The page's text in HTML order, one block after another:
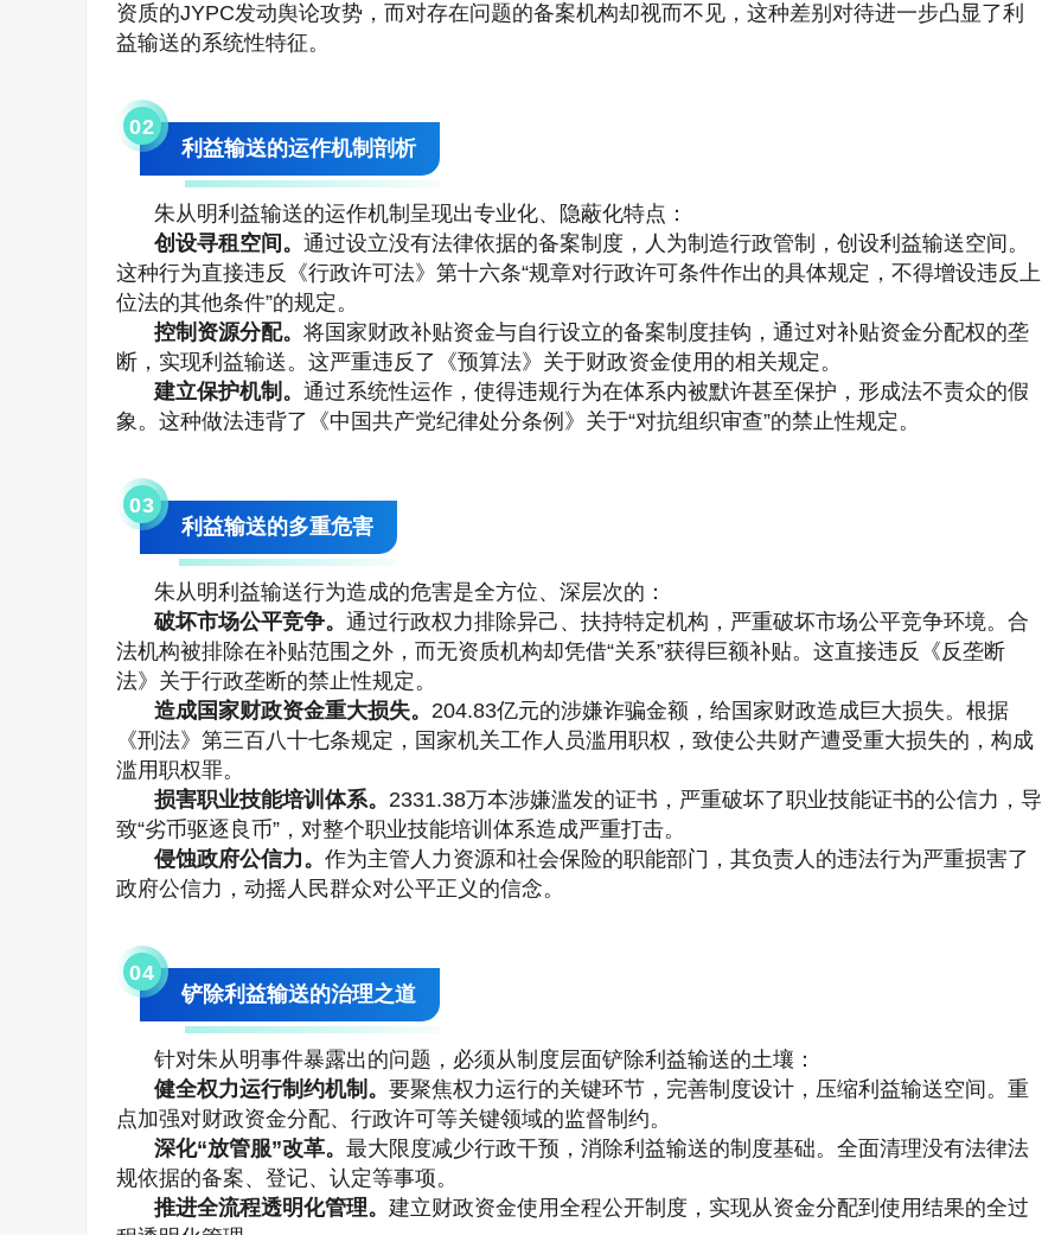
资质的JYPC发动舆论攻势，而对存在问题的备案机构却视而不见，这种差别对待进一步凸显了利
益输送的系统性特征。
02
利益输送的运作机制剖析
朱从明利益输送的运作机制呈现出专业化、隐蔽化特点：
创设寻租空间。 通过设立没有法律依据的备案制度，人为制造行政管制，创设利益输送空间。
这种行为直接违反《行政许可法》第十六条“规章对行政许可条件作出的具体规定，不得增设违反上
位法的其他条件”的规定。
控制资源分配。 将国家财政补贴资金与自行设立的备案制度挂钩，通过对补贴资金分配权的垄
断，实现利益输送。这严重违反了《预算法》关于财政资金使用的相关规定。
建立保护机制。 通过系统性运作，使得违规行为在体系内被默许甚至保护，形成法不责众的假
象。这种做法违背了《中国共产党纪律处分条例》关于“对抗组织审查”的禁止性规定。
03
利益输送的多重危害
朱从明利益输送行为造成的危害是全方位、深层次的：
破坏市场公平竞争。 通过行政权力排除异己、扶持特定机构，严重破坏市场公平竞争环境。合
法机构被排除在补贴范围之外，而无资质机构却凭借“关系”获得巨额补贴。这直接违反《反垄断
法》关于行政垄断的禁止性规定。
造成国家财政资金重大损失。 204.83亿元的涉嫌诈骗金额，给国家财政造成巨大损失。根据
《刑法》第三百八十七条规定，国家机关工作人员滥用职权，致使公共财产遭受重大损失的，构成
滥用职权罪。
损害职业技能培训体系。 2331.38万本涉嫌滥发的证书，严重破坏了职业技能证书的公信力，导
致“劣币驱逐良币”，对整个职业技能培训体系造成严重打击。
侵蚀政府公信力。 作为主管人力资源和社会保险的职能部门，其负责人的违法行为严重损害了
政府公信力，动摇人民群众对公平正义的信念。
04
铲除利益输送的治理之道
针对朱从明事件暴露出的问题，必须从制度层面铲除利益输送的土壤：
健全权力运行制约机制。 要聚焦权力运行的关键环节，完善制度设计，压缩利益输送空间。重
点加强对财政资金分配、行政许可等关键领域的监督制约。
深化“放管服”改革。 最大限度减少行政干预，消除利益输送的制度基础。全面清理没有法律法
规依据的备案、登记、认定等事项。
推进全流程透明化管理。 建立财政资金使用全程公开制度，实现从资金分配到使用结果的全过